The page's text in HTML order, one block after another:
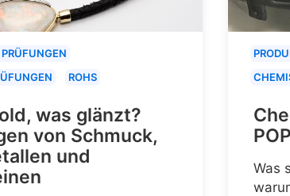
ROHS
was glänzt?
von Schmuck,
und
Was